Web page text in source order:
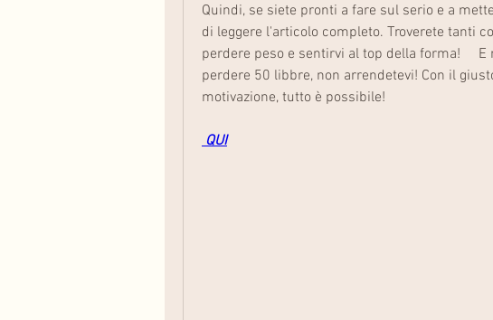
Quindi, se siete pronti a fare sul serio e a
di leggere l'articolo completo. Troverete tanti
perdere peso e sentirvi al top della forma!
perdere 50 libbre, non arrendetevi! Con il
motivazione, tutto è possibile!
QUI